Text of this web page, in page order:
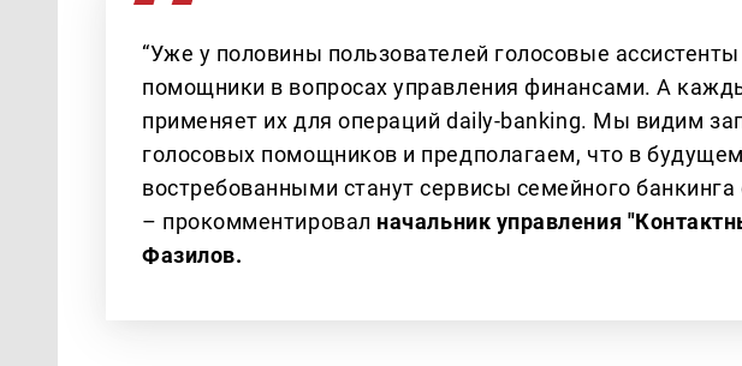
“Уже у половины пользователей голосовые
помощники в вопросах управления финансами. А
применяет их для операций daily-banking. Мы видим
голосовых помощников и предполагаем, что в
востребованными станут сервисы семейного
– прокомментировал начальник управления
Фазилов.